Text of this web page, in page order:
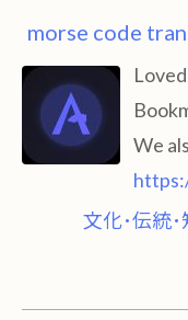
morse code
We
文化･伝統･